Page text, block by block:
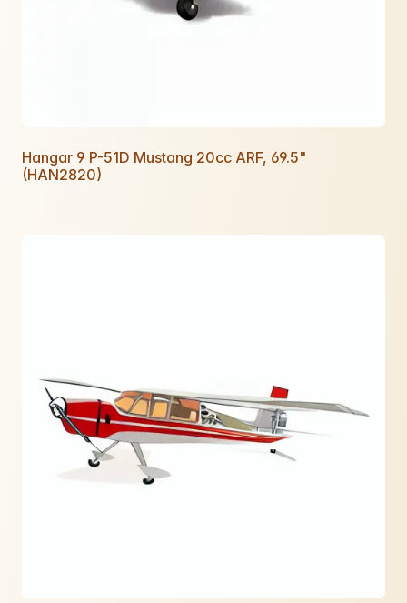
Hangar 9 P-51D Mustang 20cc ARF, 69.5"
(HAN2820)